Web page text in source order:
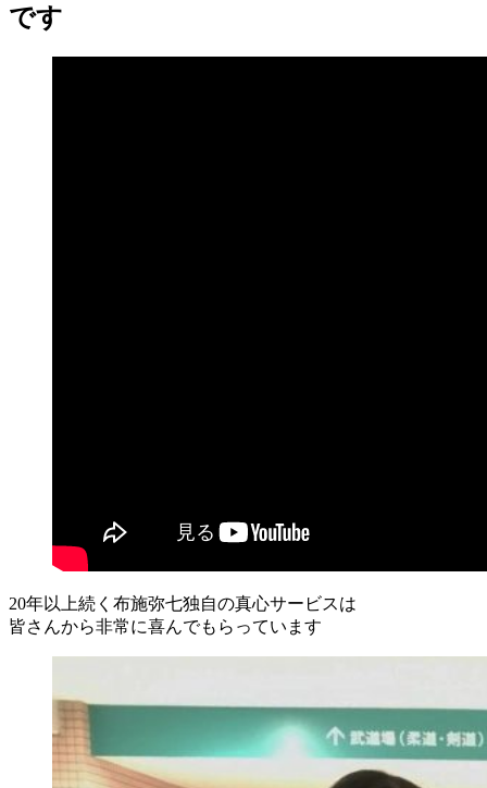
です
20年以上続く布施弥七独自の真心サービスは
皆さんから非常に喜んでもらっています